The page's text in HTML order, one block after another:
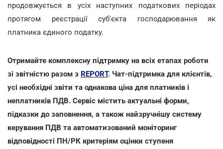
продовжується в усіх наступних податкових періодах
протягом реєстрації суб'єкта господарювання як
платника єдиного податку.
Отримайте комплексну підтримку на всіх етапах роботи
зі звітністю разом з REPORT. Чат-підтримка для клієнтів,
усі необхідні звіти та однакова ціна для платників і
неплатників ПДВ. Сервіс містить актуальні форми,
підказки до заповнення, а також найзручнішу систему
керування ПДВ та автоматизований моніторинг
відповідності ПН/РК критеріям оцінки ступеня